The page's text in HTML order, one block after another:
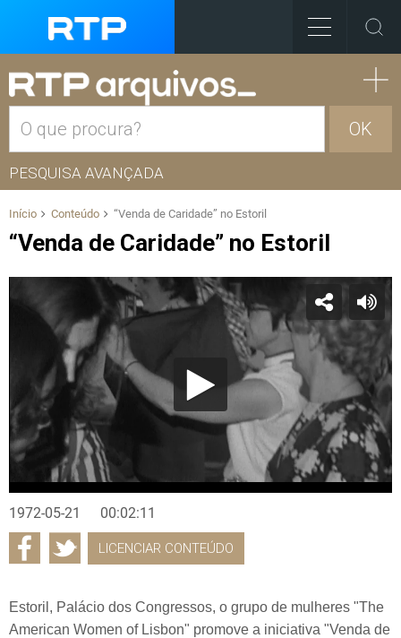
OK
PESQUISA AVANÇADA
Início Conteúdo “Venda de Caridade” no Estoril
“Venda de Caridade” no Estoril
1972-05-21 00:02:11
LICENCIAR CONTEÚDO
Estoril, Palácio dos Congressos, o grupo de mulheres "The
American Women of Lisbon" promove a iniciativa "Venda de